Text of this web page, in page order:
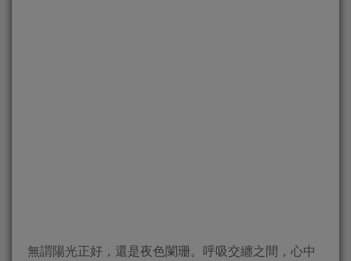
無謂陽光正好，還是夜色闌珊。呼吸交纏之間，心中